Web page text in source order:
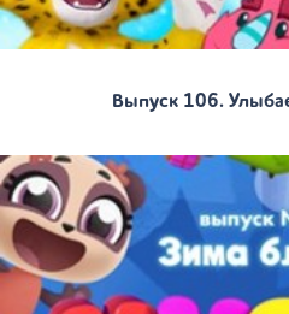
Выпуск 106.